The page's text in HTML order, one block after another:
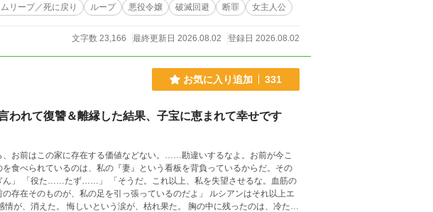
リープ／死に戻り ループ 悪役令嬢 破滅回避 断罪 女主人公
文字数 23,166 最終更新日 2026.08.02 登録日 2026.08.02
お気に入り追加 331
われて復讐＆離縁した結果、子宝に恵まれて幸せです
、お前はこの家に存在する価値などない。……勘違いするなよ。お前が今こ
食べられているのは、私の『妻』という看板を背負っているからだ。その
ん」 「役た……たず……」 「そうだ。これ以上、私を失望させるな。血筋の
存在そのものが、私の足を引っ張っているのだよ」 ルシアンはそれ以上エ
が、消えた。 悔しいという涙が、枯れ果た。 胸の中に残ったのは、冷た